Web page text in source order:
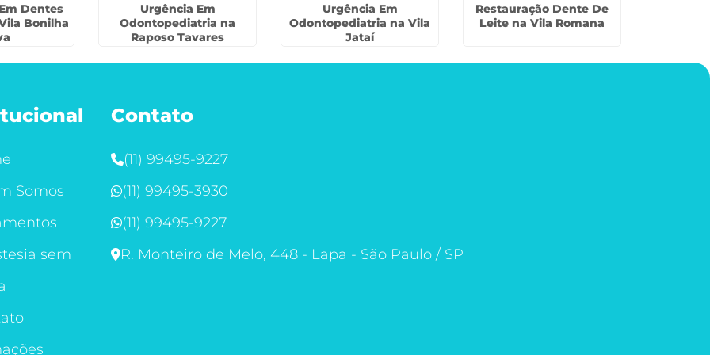
Dentes
Bonilha
Urgência Em
Odontopediatria na
Raposo Tavares
Urgência Em
Odontopediatria na Vila
Jataí
Restauração Dente De
Leite na Vila Romana
Somos
sem
Contato
(11) 99495-9227
(11) 99495-3930
(11) 99495-9227
R. Monteiro de Melo, 448 - Lapa - São Paulo / SP